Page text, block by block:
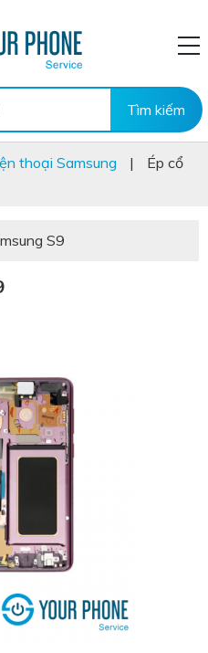
thoại Samsung |
Ép cổ
S9